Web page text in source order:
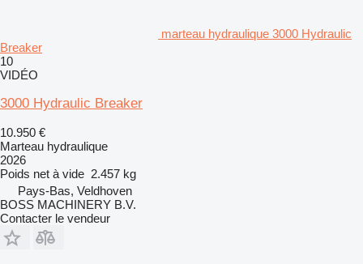
marteau hydraulique 3000 Hydraulic
Breaker
10
VIDÉO
3000 Hydraulic Breaker
10.950 €
Marteau hydraulique
2026
Poids net à vide 2.457 kg
Pays-Bas, Veldhoven
BOSS MACHINERY B.V.
Contacter le vendeur